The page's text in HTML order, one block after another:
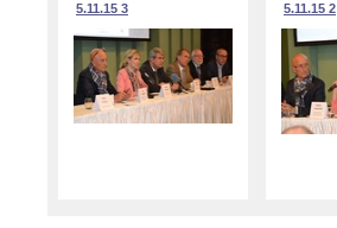
5.11.15 3
5.11.15 2